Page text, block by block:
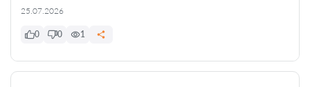
25.07.2026
0 0 1